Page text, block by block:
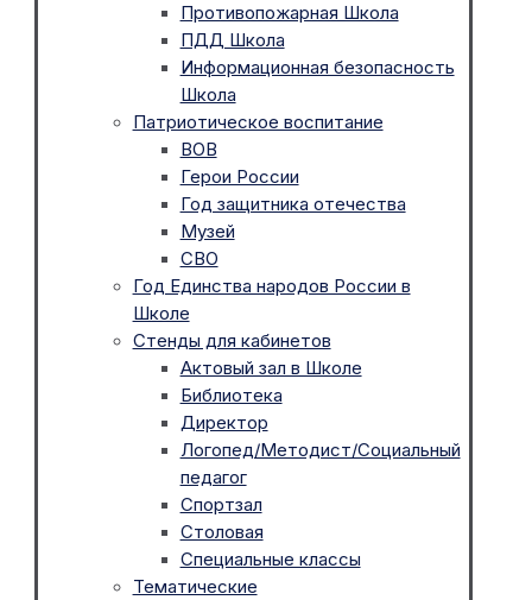
Противопожарная Школа
ПДД Школа
Информационная безопасность
Школа
Патриотическое воспитание
ВОВ
Герои России
Год защитника отечества
Музей
СВО
Год Единства народов России в
Школе
Стенды для кабинетов
Актовый зал в Школе
Библиотека
Директор
Логопед/Методист/Социальный
педагог
Спортзал
Столовая
Специальные классы
Тематические